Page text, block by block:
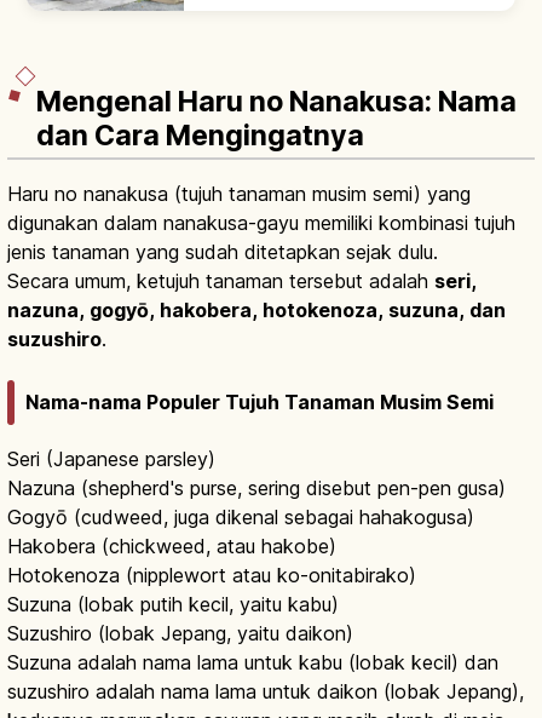
Mengenal Haru no Nanakusa: Nama
dan Cara Mengingatnya
Haru no nanakusa (tujuh tanaman musim semi) yang
digunakan dalam nanakusa-gayu memiliki kombinasi tujuh
jenis tanaman yang sudah ditetapkan sejak dulu.
Secara umum, ketujuh tanaman tersebut adalah seri,
nazuna, gogyō, hakobera, hotokenoza, suzuna, dan
suzushiro.
Nama-nama Populer Tujuh Tanaman Musim Semi
Seri (Japanese parsley)
Nazuna (shepherd's purse, sering disebut pen-pen gusa)
Gogyō (cudweed, juga dikenal sebagai hahakogusa)
Hakobera (chickweed, atau hakobe)
Hotokenoza (nipplewort atau ko-onitabirako)
Suzuna (lobak putih kecil, yaitu kabu)
Suzushiro (lobak Jepang, yaitu daikon)
Suzuna adalah nama lama untuk kabu (lobak kecil) dan
suzushiro adalah nama lama untuk daikon (lobak Jepang),